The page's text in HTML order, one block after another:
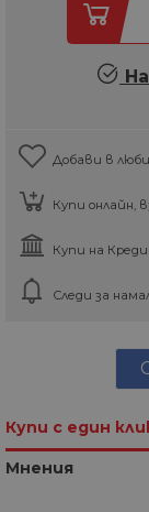
Добави в
Купи онлайн,
Купи на
Следи за
Купи с един
Мнения